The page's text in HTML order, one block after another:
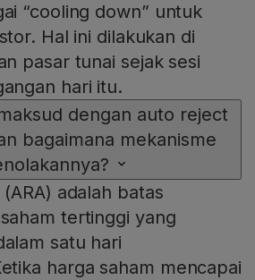
“cooling down” untuk
Hal ini dilakukan di
pasar tunai sejak sesi
hari itu.
dengan auto reject
bagaimana mekanisme
adalah batas
tertinggi yang
satu hari
harga saham mencapai